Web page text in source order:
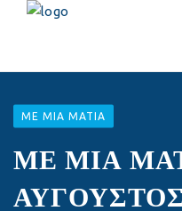
ΜΕ ΜΙΑ ΜΑΤΙΆ
ΜΕ ΜΙΑ